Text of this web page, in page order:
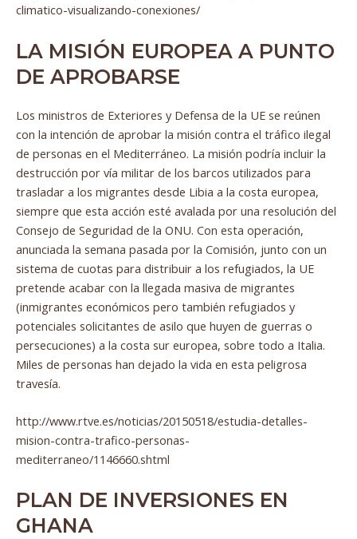
climatico-visualizando-conexiones/
LA MISIÓN EUROPEA A PUNTO
DE APROBARSE
Los ministros de Exteriores y Defensa de la UE se reúnen
con la intención de aprobar la misión contra el tráfico ilegal
de personas en el Mediterráneo. La misión podría incluir la
destrucción por vía militar de los barcos utilizados para
trasladar a los migrantes desde Libia a la costa europea,
siempre que esta acción esté avalada por una resolución del
Consejo de Seguridad de la ONU. Con esta operación,
anunciada la semana pasada por la Comisión, junto con un
sistema de cuotas para distribuir a los refugiados, la UE
pretende acabar con la llegada masiva de migrantes
(inmigrantes económicos pero también refugiados y
potenciales solicitantes de asilo que huyen de guerras o
persecuciones) a la costa sur europea, sobre todo a Italia.
Miles de personas han dejado la vida en esta peligrosa
travesía.
http://www.rtve.es/noticias/20150518/estudia-detalles-
mision-contra-trafico-personas-
mediterraneo/1146660.shtml
PLAN DE INVERSIONES EN
GHANA